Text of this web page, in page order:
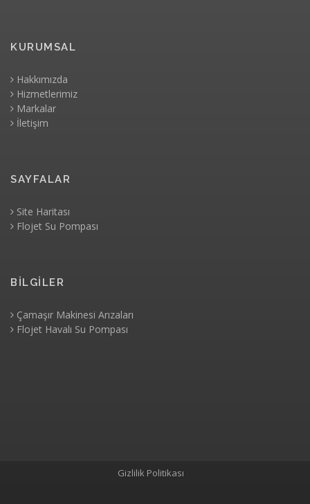
KURUMSAL
Hakkımızda
Hizmetlerimiz
Markalar
İletişim
SAYFALAR
Site Haritası
Flojet Su Pompası
BİLGİLER
Çamaşır Makinesi Arızaları
Flojet Havalı Su Pompası
Gizlilik Politikası